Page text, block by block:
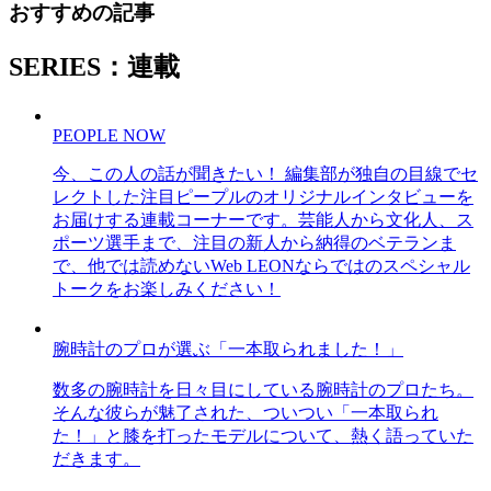
おすすめの記事
SERIES：連載
PEOPLE NOW
今、この人の話が聞きたい！ 編集部が独自の目線でセ
レクトした注目ピープルのオリジナルインタビューを
お届けする連載コーナーです。芸能人から文化人、ス
ポーツ選手まで、注目の新人から納得のベテランま
で、他では読めないWeb LEONならではのスペシャル
トークをお楽しみください！
腕時計のプロが選ぶ「一本取られました！」
数多の腕時計を日々目にしている腕時計のプロたち。
そんな彼らが魅了された、ついつい「一本取られ
た！」と膝を打ったモデルについて、熱く語っていた
だきます。